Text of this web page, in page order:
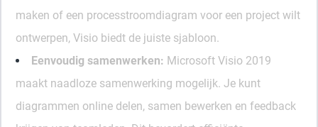
maken of een processtroomdiagram voor een project wilt
ontwerpen, Visio biedt de juiste sjabloon.
Eenvoudig samenwerken: Microsoft Visio 2019
maakt naadloze samenwerking mogelijk. Je kunt
diagrammen online delen, samen bewerken en feedback